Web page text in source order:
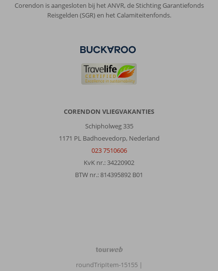
Corendon is aangesloten bij het ANVR, de Stichting Garantiefonds
Reisgelden (SGR) en het Calamiteitenfonds.
CORENDON VLIEGVAKANTIES
Schipholweg 335
1171 PL Badhoevedorp, Nederland
023 7510606
KvK nr.: 34220902
BTW nr.: 814395892 B01
TourWeb
roundTripItem-15155 |